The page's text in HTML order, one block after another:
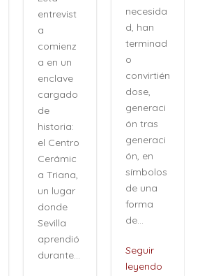
entrevist
a
comienz
a en un
enclave
cargado
de
historia:
el Centro
Cerámic
a Triana,
un lugar
donde
Sevilla
aprendió
durante...
necesida
d, han
terminad
o
convirtién
dose,
generaci
ón tras
generaci
ón, en
símbolos
de una
forma
de...
Seguir
leyendo